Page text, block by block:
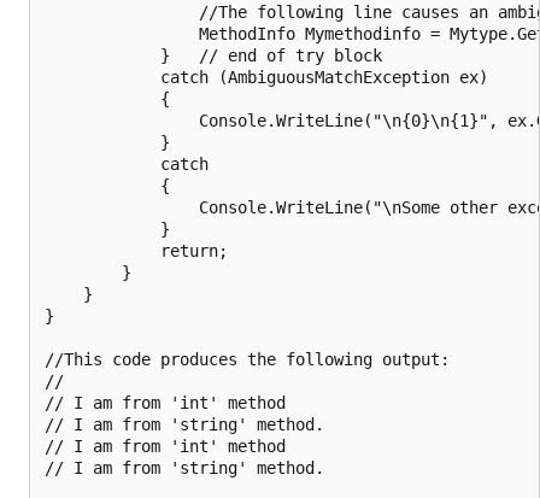
//The following line causes an
MethodInfo Mymethodinfo =
            }   // end of try block
            catch (AmbiguousMatchException ex)
            {
Console.WriteLine("\n{0}\n{1}",
            }
            catch
            {
Console.WriteLine("\nSome other
            }
            return;
        }
    }
}
//This code produces the following output:
//
// I am from 'int' method
// I am from 'string' method.
// I am from 'int' method
// I am from 'string' method.